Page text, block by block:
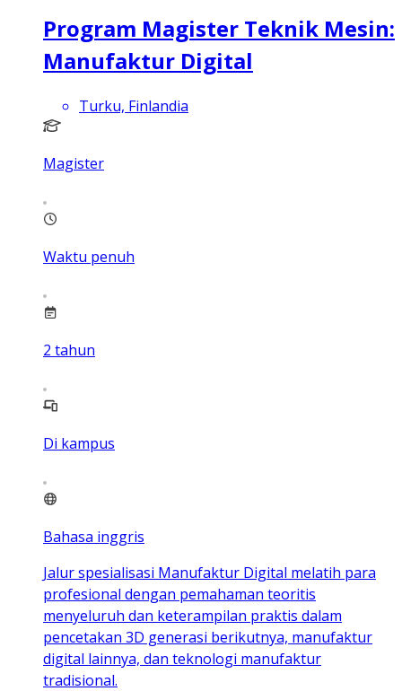
Program Magister Teknik Mesin:
Manufaktur Digital
Turku, Finlandia
Magister
Waktu penuh
2 tahun
Di kampus
Bahasa inggris
Jalur spesialisasi Manufaktur Digital melatih para
profesional dengan pemahaman teoritis
menyeluruh dan keterampilan praktis dalam
pencetakan 3D generasi berikutnya, manufaktur
digital lainnya, dan teknologi manufaktur
tradisional.